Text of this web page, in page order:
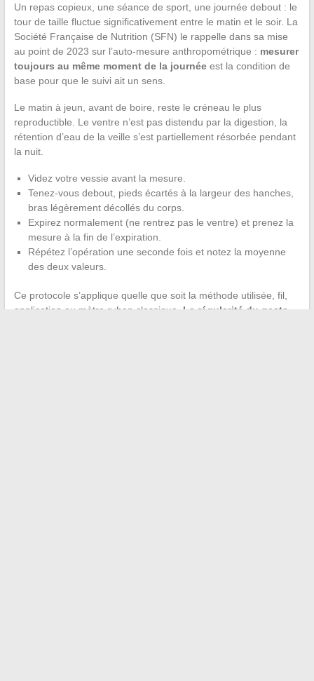
Un repas copieux, une séance de sport, une journée debout : le
tour de taille fluctue significativement entre le matin et le soir. La
Société Française de Nutrition (SFN) le rappelle dans sa mise
au point de 2023 sur l’auto-mesure anthropométrique : mesurer
toujours au même moment de la journéeest la condition de
base pour que le suivi ait un sens.
Le matin à jeun, avant de boire, reste le créneau le plus
reproductible. Le ventre n’est pas distendu par la digestion, la
rétention d’eau de la veille s’est partiellement résorbée pendant
la nuit.
Videz votre vessie avant la mesure.
Tenez-vous debout, pieds écartés à la largeur des hanches,
bras légèrement décollés du corps.
Expirez normalement (ne rentrez pas le ventre) et prenez la
mesure à la fin de l’expiration.
Répétez l’opération une seconde fois et notez la moyenne
des deux valeurs.
Ce protocole s’applique quelle que soit la méthode utilisée, fil,
application ou mètre ruban classique. La régularité du geste